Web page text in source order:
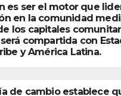
es ser el motor que
en la comunidad
los capitales
compartida con
y América Latina.
de cambio establece